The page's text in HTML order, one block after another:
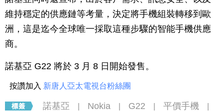
維持穩定的供應鏈等考量，決定將手機組裝轉移到歐
洲，這是迄今全球唯一採取這種步驟的智能手機供應
商。
諾基亞 G22 將於 3 月 8 日開始發售。
按讚加入 新唐人亞太電視台粉絲團
諾基亞 Nokia G22 平價手機